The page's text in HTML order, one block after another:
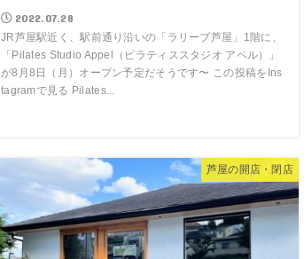
2022.07.28
JR芦屋駅近く、駅前通り沿いの「ラリーブ芦屋」1階に、
「Pilates Studio Appel（ピラティススタジオ アペル）」
が8月8日（月）オープン予定だそうです〜 この投稿をIns
tagramで見る Pilates...
芦屋の開店・閉店